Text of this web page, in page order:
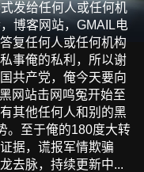
发给任何人或任何机
博客网站，GMAIL电
复任何人或任何机构
事俺的私利，所以谢
共产党，俺今天要向
网站击网鸣冤开始至
其他任何人和别的黑
。至于俺的180度大转
据，谎报军情欺骗
去脉，持续更新中...